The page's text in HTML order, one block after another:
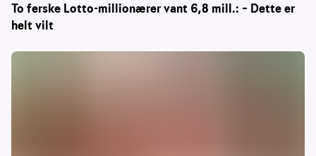
To ferske Lotto-millionærer vant 6,8 mill.: – Dette er
helt vilt